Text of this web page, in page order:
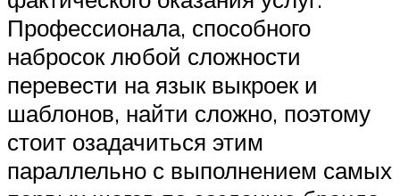
Профессионала, способного
набросок любой сложности
перевести на язык выкроек и
шаблонов, найти сложно, поэтому
стоит озадачиться этим
параллельно с выполнением самых